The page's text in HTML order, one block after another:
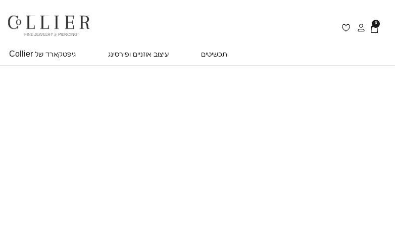
0
FINE JEWELRY & PIERCING
תכשיטים עיצוב אוזניים ופירסינג גיפטקארד של Collier